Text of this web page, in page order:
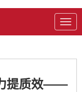
导
航
提质效——